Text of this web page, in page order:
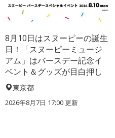
8月10日はスヌーピーの誕生
日！「スヌーピーミュージ
アム」はバースデー記念イ
ベント＆グッズが目白押し
東京都
2026年8月7日 17:00更新